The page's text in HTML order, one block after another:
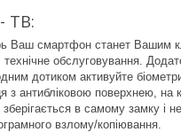
TB:
Ваш смартфон станет Вашим
обслуговування.
дотиком активуйте
з антибліковою поверхнею, на
зберігається в самому замку
взлому/копіювання.